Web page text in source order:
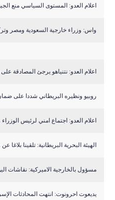
اعلام العدو: المستوى السياسي منع
واس: وزراء خارجية السعودية ومصر
اعلام العدو: نتنياهو يرجئ المصادقة على
روبيو ونظيره البريطاني شددا على
اعلام العدو: اجتماع امني لرئيس
الهيئة البحرية البريطانية: تلقينا بلاغا
مسؤول بالخارجية الاميركية: نقاشات
يديعوت احرونوت: انتهت المحادثات